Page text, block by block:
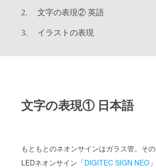
文字の表現② 英語
イラストの表現
文字の表現① 日本語
もともとのネオンサインはガラス管。そ
LEDネオンサイン「DIGITEC SIGN NEO